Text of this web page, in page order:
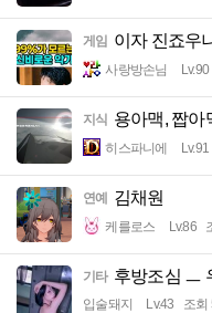
게임 이자 진죠우
사랑방손님 Lv.90
지식 용아맥, 짭아
히스파니에 Lv.91
연예 김채원
케를로스 Lv.86
기타 후방조심 ㅡ
입술돼지 Lv.43 조회